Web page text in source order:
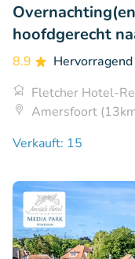
hoofdgerecht
8.9 Hervorragend
Fletcher Hotel-
Amersfoort
Verkauft: 15